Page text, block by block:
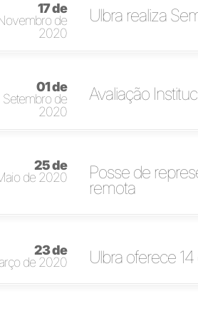
17 de
de
2020
Ulbra realiza
01 de
Setembro de
2020
Avaliação
25 de
de 2020
Posse de
remota
23 de
de 2020
Ulbra oferece